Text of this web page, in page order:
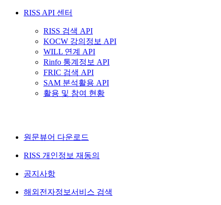
RISS API 센터
RISS 검색 API
KOCW 강의정보 API
WILL 연계 API
Rinfo 통계정보 API
FRIC 검색 API
SAM 분석활용 API
활용 및 참여 현황
원문뷰어 다운로드
RISS 개인정보 재동의
공지사항
해외전자정보서비스 검색